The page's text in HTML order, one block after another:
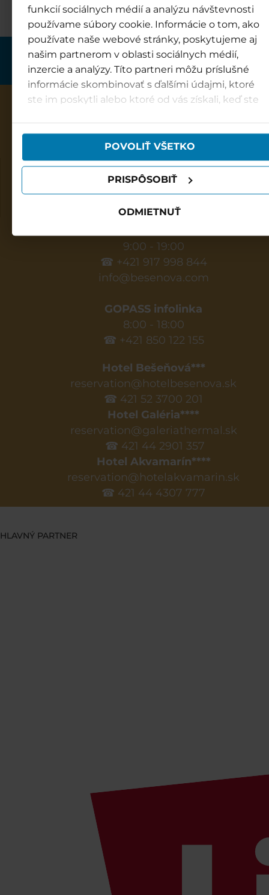
funkcií sociálnych médií a analýzu návštevnosti
používame súbory cookie. Informácie o tom, ako
používate naše webové stránky, poskytujeme aj
našim partnerom v oblasti sociálnych médií,
inzercie a analýzy. Títo partneri môžu príslušné
informácie skombinovať s ďalšími údajmi, ktoré
ste im poskytli alebo ktoré od vás získali, keď ste
POVOLIŤ VŠETKO
PRISPÔSOBIŤ
ODMIETNUŤ
Vodný park Bešeňová
Otváracia doba
9:00 - 19:00
☎ +421 917 998 844
info@besenova.com
GOPASS infolinka
8:00 - 18:00
☎ +421 850 122 155
Hotel Bešeňová***
reservation@hotelbesenova.sk
☎ 421 52 3700 201
Hotel Galéria****
reservation@galeriathermal.sk
☎ 421 44 2901 357
Hotel Akvamarín****
reservation@hotelakvamarin.sk
☎ 421 44 4307 777
HLAVNÝ PARTNER